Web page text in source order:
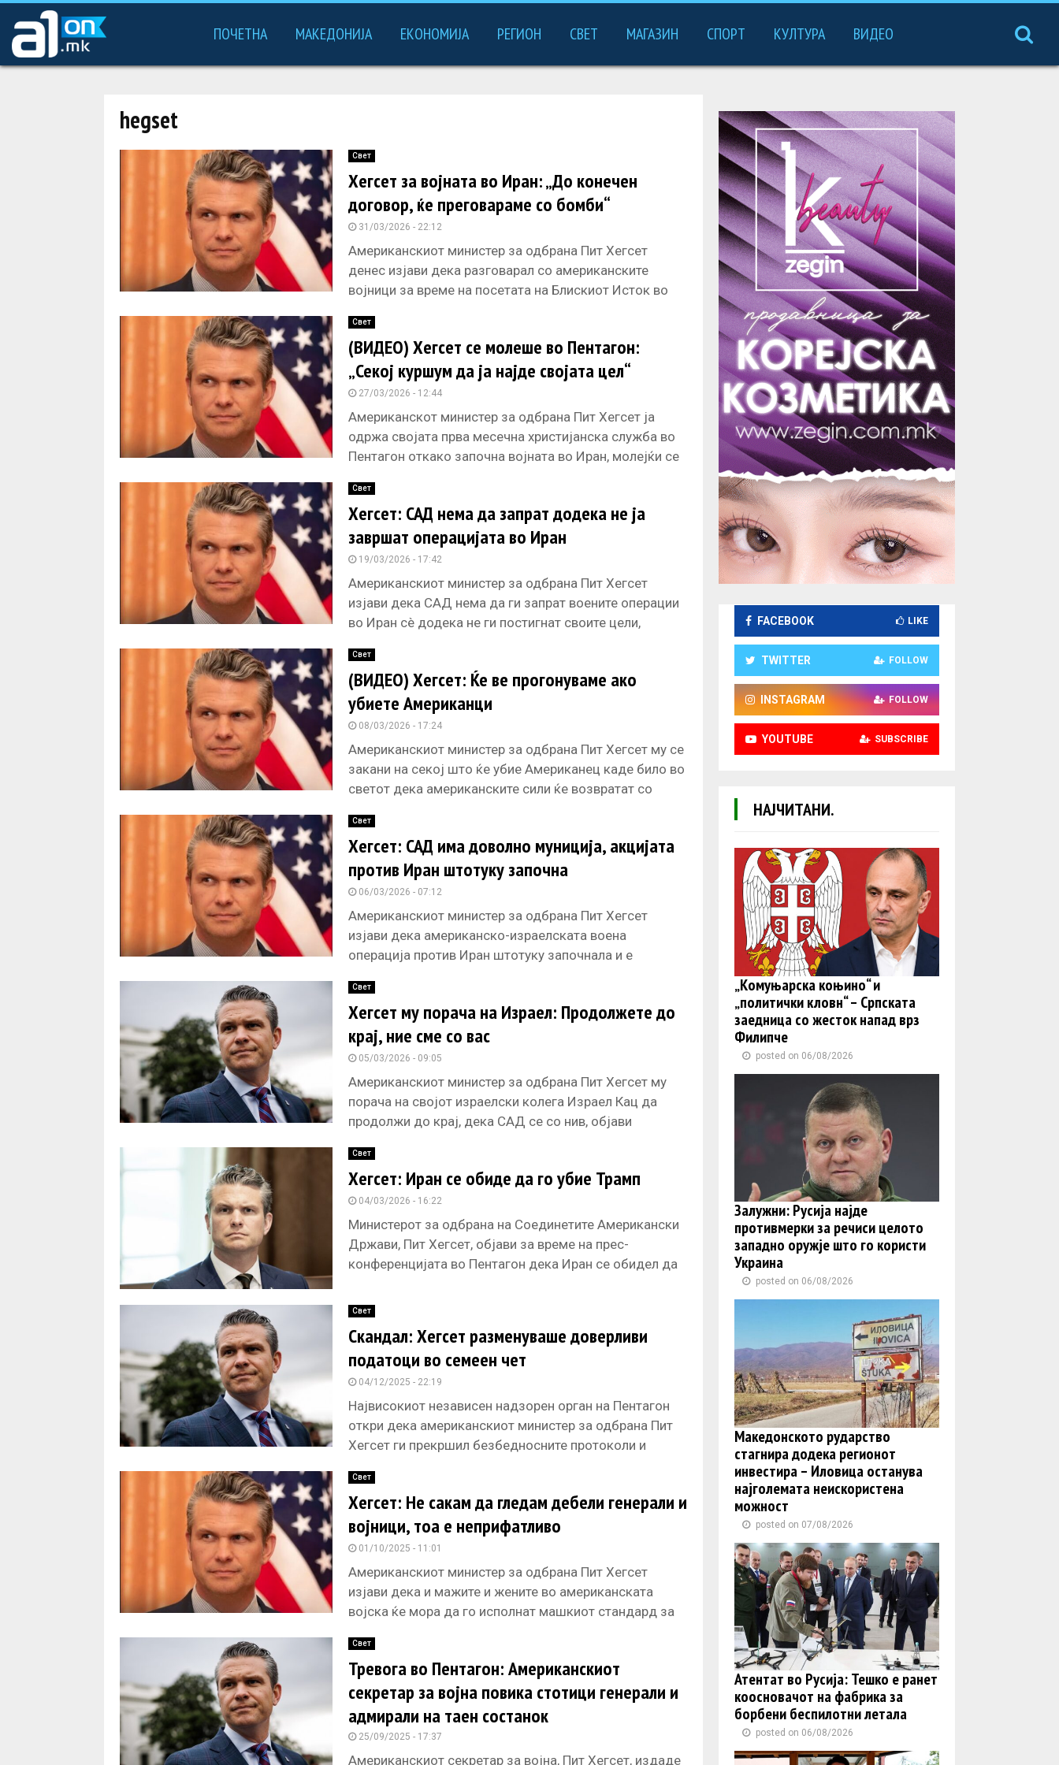
ПОЧЕТНА МАКЕДОНИЈА ЕКОНОМИЈА РЕГИОН СВЕТ МАГАЗИН СПОРТ КУЛТУРА ВИДЕО
hegset
Свет
Хегсет за војната во Иран: „До конечен
договор, ќе преговараме со бомби“
31/03/2026 - 22:12
Американскиот министер за одбрана Пит Хегсет
денес изјави дека разговарал со американските
војници за време на посетата на Блискиот Исток во
Свет
(ВИДЕО) Хегсет се молеше во Пентагон:
„Секој куршум да ја најде својата цел“
27/03/2026 - 12:44
Американскот министер за одбрана Пит Хегсет ја
одржа својата прва месечна христијанска служба во
Пентагон откако започна војната во Иран, молејќи се
Свет
Хегсет: САД нема да запрат додека не ја
завршат операцијата во Иран
19/03/2026 - 17:42
Американскиот министер за одбрана Пит Хегсет
изјави дека САД нема да ги запрат воените операции
во Иран сè додека не ги постигнат своите цели,
Свет
(ВИДЕО) Хегсет: Ќе ве прогонуваме ако
убиете Американци
08/03/2026 - 17:24
Американскиот министер за одбрана Пит Хегсет му се
закани на секој што ќе убие Американец каде било во
светот дека американските сили ќе возвратат со
Свет
Хегсет: САД има доволно муниција, акцијата
против Иран штотуку започна
06/03/2026 - 07:12
Американскиот министер за одбрана Пит Хегсет
изјави дека американско-израелската воена
операција против Иран штотуку започнала и е
имаат доволно
Свет
Хегсет му порача на Израел: Продолжете до
крај, ние сме со вас
05/03/2026 - 09:05
Американскиот министер за одбрана Пит Хегсет му
порача на својот израелски колега Израел Кац да
продолжи до крај, дека САД се со нив, објави
Свет
Хегсет: Иран се обиде да го убие Трамп
04/03/2026 - 16:22
Министерот за одбрана на Соединетите Американски
Држави, Пит Хегсет, објави за време на прес-
конференцијата во Пентагон дека Иран се обидел да
Свет
Скандал: Хегсет разменуваше доверливи
податоци во семеен чет
04/12/2025 - 22:19
Највисокиот независен надзорен орган на Пентагон
откри дека американскиот министер за одбрана Пит
Хегсет ги прекршил безбедносните протоколи и
Свет
Хегсет: Не сакам да гледам дебели генерали и
војници, тоа е неприфатливо
01/10/2025 - 11:01
Американскиот министер за одбрана Пит Хегсет
изјави дека и мажите и жените во американската
војска ќе мора да го исполнат машкиот стандард за
Свет
Тревога во Пентагон: Американскиот
секретар за војна повика стотици генерали и
адмирали на таен состанок
25/09/2025 - 17:37
Американскиот секретар за војна, Пит Хегсет, издаде
FACEBOOK LIKE
TWITTER FOLLOW
INSTAGRAM FOLLOW
YOUTUBE SUBSCRIBE
НАЈЧИТАНИ.
„Комуњарска коњино“ и
„политички кловн“ – Српската
заедница со жесток напад врз
Филипче
posted on 06/08/2026
Залужни: Русија најде
противмерки за речиси целото
западно оружје што го користи
Украина
posted on 06/08/2026
Македонското рударство
стагнира додека регионот
инвестира – Иловица останува
најголемата неискористена
можност
posted on 07/08/2026
Атентат во Русија: Тешко е ранет
коосновачот на фабрика за
борбени беспилотни летала
posted on 06/08/2026